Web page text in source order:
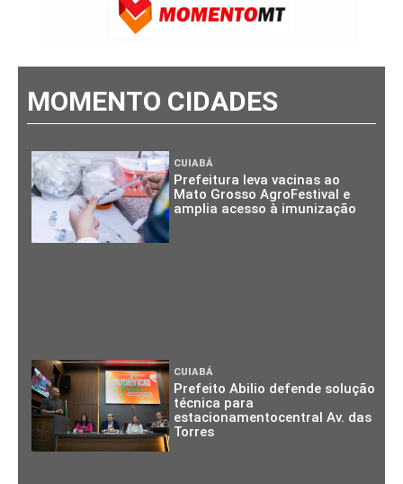
MOMENTO CIDADES
CUIABÁ
Prefeitura leva vacinas ao
Mato Grosso AgroFestival e
amplia acesso à imunização
CUIABÁ
Prefeito Abilio defende solução
técnica para
estacionamentocentral Av. das
Torres